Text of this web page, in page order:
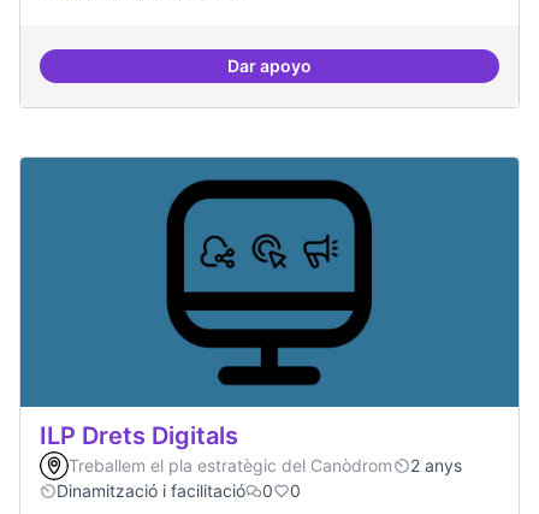
Dar apoyoGrades Obertes
ILP Drets Digitals
Treballem el pla estratègic del Canòdrom
2 anys
Dinamització i facilitació
0 0